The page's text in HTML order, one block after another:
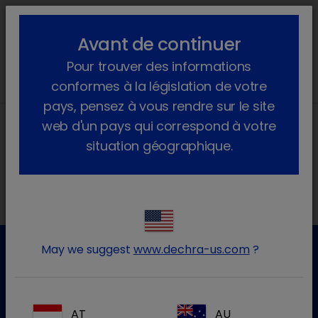
lock_outline search menu
Pour plus d'informations, veuillez contacter notre service
Avant de continuer
Pour trouver des informations
conformes à la législation de votre
pays, pensez à vous rendre sur le site
web d'un pays qui correspond à votre
situation géographique.
May we suggest www.dechra-us.com ?
AT AU